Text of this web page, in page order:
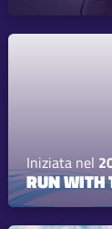
Iniziata nel
RUN WITH